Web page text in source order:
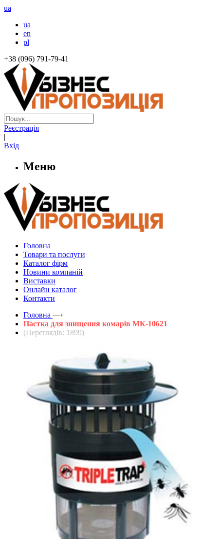
ua
ua
en
pl
+38 (096) 791-79-41
Реєстрація
|
Вхід
Меню
Головна
Товари та послуги
Каталог фірм
Новини компаній
Виставки
Онлайн каталог
Контакти
Головна —›
Пастка для знищення комарів МК-10621
(Переглядів: 1899)